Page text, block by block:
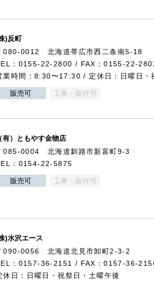
)反町
080-0012 北海道帯広市西二条南5-18
：0155-22-2800 / FAX：0155-22-
業時間：8:30〜17:30 / 定休日：日曜日・
販売可 工事・取付可
有）ともやす金物店
085-0004 北海道釧路市新富町9-3
：0154-22-5875
販売可 工事・取付可
)水沢エース
090-0056 北海道北見市卸町2-3-2
：0157-36-2151 / FAX：0157-36-
休日：日曜日・祝祭日・土曜午後